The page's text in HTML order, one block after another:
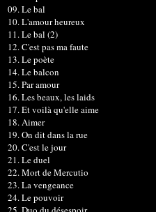
09. Le bal
10. L'amour heureux
11. Le bal (2)
12. C'est pas ma faute
13. Le poète
14. Le balcon
15. Par amour
16. Les beaux, les laids
17. Et voilà qu'elle aime
18. Aimer
19. On dit dans la rue
20. C'est le jour
21. Le duel
22. Mort de Mercutio
23. La vengeance
24. Le pouvoir